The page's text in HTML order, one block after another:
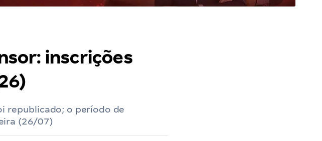
inscrições
republicado; o período de
(26/07)